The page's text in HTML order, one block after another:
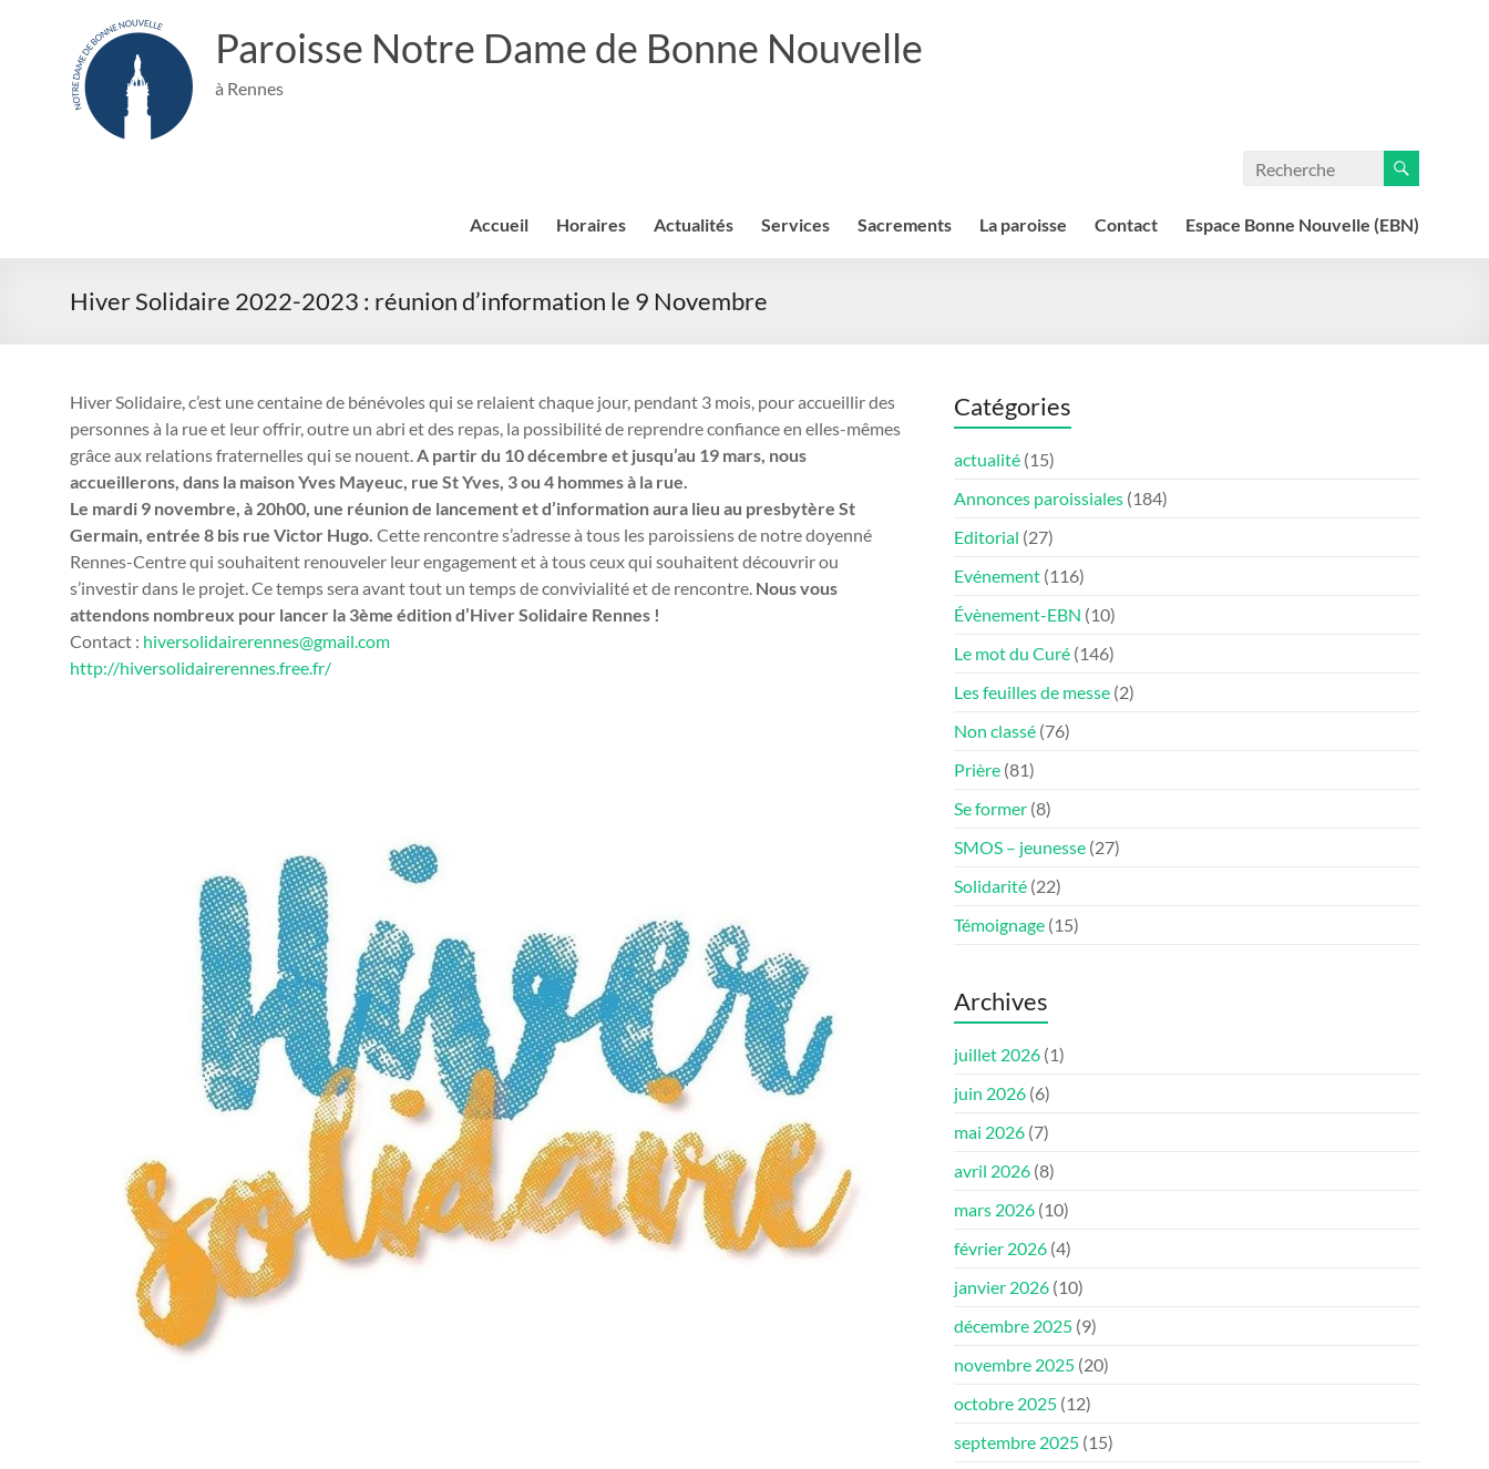
Paroisse Notre Dame de Bonne Nouvelle
à Rennes
Accueil Horaires Actualités Services Sacrements La paroisse Contact Espace Bonne Nouvelle (EBN)
Hiver Solidaire 2022-2023 : réunion d’information le 9 Novembre
Hiver Solidaire, c’est une centaine de bénévoles qui se relaient chaque jour, pendant 3 mois, pour accueillir des
personnes à la rue et leur offrir, outre un abri et des repas, la possibilité de reprendre confiance en elles-mêmes
grâce aux relations fraternelles qui se nouent.A partir du 10 décembre et jusqu’au 19 mars, nous
accueillerons, dans la maison Yves Mayeuc, rue St Yves, 3 ou 4 hommes à la rue.
Le mardi 9 novembre, à 20h00, une réunion de lancement et d’information aura lieu au presbytère St
Germain, entrée 8 bis rue Victor Hugo. Cette rencontre s’adresse à tous les paroissiens de notre doyenné
Rennes-Centre qui souhaitent renouveler leur engagement et à tous ceux qui souhaitent découvrir ou
s’investir dans le projet. Ce temps sera avant tout un temps de convivialité et de rencontre. Nous vous
attendons nombreux pour lancer la 3ème édition d’Hiver Solidaire Rennes !
Contact : hiversolidairerennes@gmail.com
http://hiversolidairerennes.free.fr/
Catégories
actualité (15)
Annonces paroissiales (184)
Editorial (27)
Evénement (116)
Évènement-EBN (10)
Le mot du Curé (146)
Les feuilles de messe (2)
Non classé (76)
Prière (81)
Se former (8)
SMOS – jeunesse (27)
Solidarité (22)
Témoignage (15)
Archives
juillet 2026 (1)
juin 2026 (6)
mai 2026 (7)
avril 2026 (8)
mars 2026 (10)
février 2026 (4)
janvier 2026 (10)
décembre 2025 (9)
novembre 2025 (20)
octobre 2025 (12)
septembre 2025 (15)